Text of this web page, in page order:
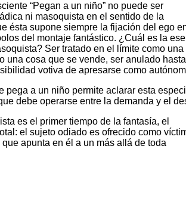
“Pegan a un niño” no puede ser
ni masoquista en el sentido de la
ésta supone siempre la fijación del ego
del montaje fantástico. ¿Cuál es la
Ser tratado en el límite como una
una cosa que se vende, ser anulado
votiva de apresarse como
pega a un niño permite aclarar esta
debe operarse entre la demanda y el
es el primer tiempo de la fantasía, el
el sujeto odiado es ofrecido como
apunta en él a un más allá de toda